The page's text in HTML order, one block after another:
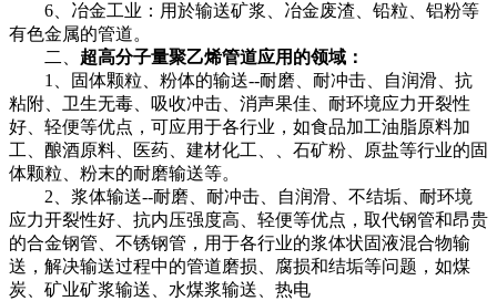
6、冶金工业：用於输送矿浆、冶金废渣、铅粒、铝粉等
有色金属的管道。
二、 超高分子量聚乙烯管道应用的领域：
1、固体颗粒、粉体的输送--耐磨、耐冲击、自润滑、抗
粘附、卫生无毒、吸收冲击、消声果佳、耐环境应力开裂性
好、轻便等优点，可应用于各行业，如食品加工油脂原料加
工、酿酒原料、医药、建材化工、、石矿粉、原盐等行业的固
体颗粒、粉末的耐磨输送等。
2、浆体输送--耐磨、耐冲击、自润滑、不结垢、耐环境
应力开裂性好、抗内压强度高、轻便等优点，取代钢管和昂贵
的合金钢管、不锈钢管，用于各行业的浆体状固液混合物输
送，解决输送过程中的管道磨损、腐损和结垢等问题，如煤
炭、矿业矿浆输送、水煤浆输送、热电